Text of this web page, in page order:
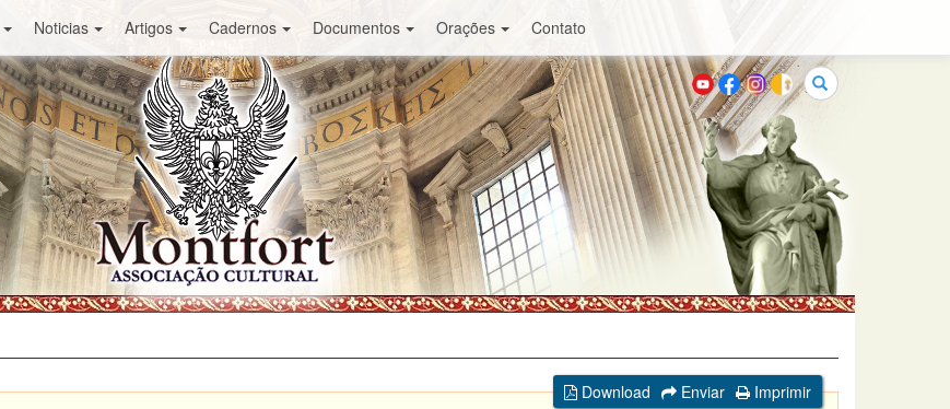
Noticias Artigos Cadernos Documentos Orações Contato
Buscar
Download Enviar
Imprimir